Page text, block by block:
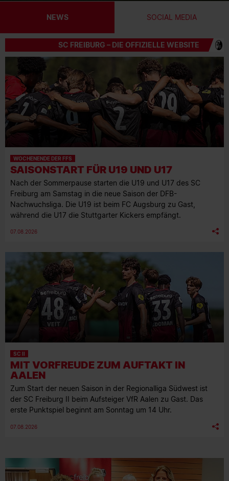
NEWS SOCIAL MEDIA
SC FREIBURG – DIE OFFIZIELLE WEBSITE
WOCHENENDE DER FFS
SAISONSTART FÜR U19 UND U17
Nach der Sommerpause starten die U19 und U17 des SC
Freiburg am Samstag in die neue Saison der DFB-
Nachwuchsliga. Die U19 ist beim FC Augsburg zu Gast,
während die U17 die Stuttgarter Kickers empfängt.
07.08.2026
SC II
MIT VORFREUDE ZUM AUFTAKT IN
AALEN
Zum Start der neuen Saison in der Regionalliga Südwest ist
der SC Freiburg II beim Aufsteiger VfR Aalen zu Gast. Das
erste Punktspiel beginnt am Sonntag um 14 Uhr.
07.08.2026